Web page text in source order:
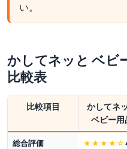
い。
かしてネッと ベビ
比較表
比較項目
かしてネ
ベビー用
総合評価 ★★★★ ☆